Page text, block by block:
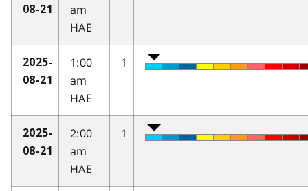
08-21
am
HAE
2025-
08-21
1:00
am
HAE
1
2025-
08-21
2:00
am
HAE
1